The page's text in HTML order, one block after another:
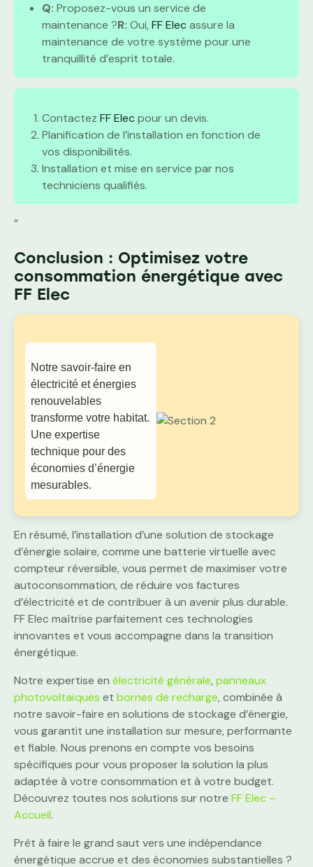
Q: Proposez-vous un service de
maintenance ?R: Oui, FF Elecassure la
maintenance de votre système pour une
tranquillité d’esprit totale.
Contactez FF Elecpour un devis.
Planification de l’installation en fonction de
vos disponibilités.
Installation et mise en service par nos
techniciens qualifiés.
“
Conclusion : Optimisez votre
consommation énergétique avec
FF Elec
Notre savoir-faire en
électricité et énergies
renouvelables
transforme votre habitat.
Une expertise
technique pour des
économies d’énergie
mesurables.
En résumé, l’installation d’une solution de stockage
d’énergie solaire, comme une batterie virtuelle avec
compteur réversible, vous permet de maximiser votre
autoconsommation, de réduire vos factures
d’électricité et de contribuer à un avenir plus durable.
FF Elec maîtrise parfaitement ces technologies
innovantes et vous accompagne dans la transition
énergétique.
Notre expertise en électricité générale, panneaux
photovoltaïques et bornes de recharge, combinée à
notre savoir-faire en solutions de stockage d’énergie,
vous garantit une installation sur mesure, performante
et fiable. Nous prenons en compte vos besoins
spécifiques pour vous proposer la solution la plus
adaptée à votre consommation et à votre budget.
Découvrez toutes nos solutions sur notre FF Elec –
Accueil.
Prêt à faire le grand saut vers une indépendance
énergétique accrue et des économies substantielles ?